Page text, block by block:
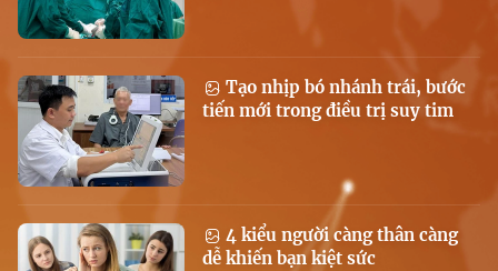
Tạo nhịp bó nhánh trái, bước
tiến mới trong điều trị suy tim
4 kiểu người càng thân càng
dễ khiến bạn kiệt sức